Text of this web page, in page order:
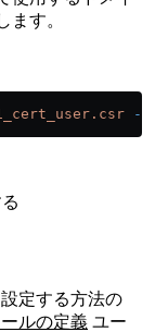
ます。
-out
定する方法の
ルの定義 ユー